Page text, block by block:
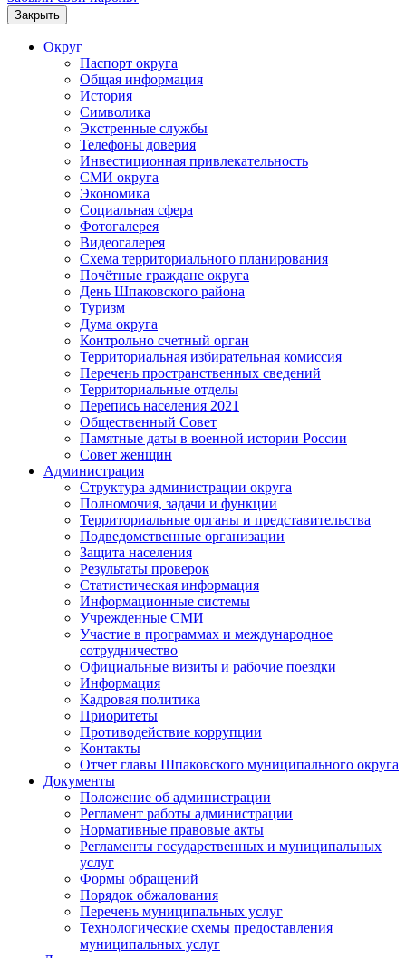
Закрыть
Округ
Паспорт округа
Общая информация
История
Символика
Экстренные службы
Телефоны доверия
Инвестиционная привлекательность
СМИ округа
Экономика
Социальная сфера
Фотогалерея
Видеогалерея
Схема территориального планирования
Почётные граждане округа
День Шпаковского района
Туризм
Дума округа
Контрольно счетный орган
Территориальная избирательная комиссия
Перечень пространственных сведений
Территориальные отделы
Перепись населения 2021
Общественный Совет
Памятные даты в военной истории России
Совет женщин
Администрация
Структура администрации округа
Полномочия, задачи и функции
Территориальные органы и представительства
Подведомственные организации
Защита населения
Результаты проверок
Статистическая информация
Информационные системы
Учрежденные СМИ
Участие в программах и международное
сотрудничество
Официальные визиты и рабочие поездки
Информация
Кадровая политика
Приоритеты
Противодействие коррупции
Контакты
Отчет главы Шпаковского муниципального округа
Документы
Положение об администрации
Регламент работы администрации
Нормативные правовые акты
Регламенты государственных и муниципальных
услуг
Формы обращений
Порядок обжалования
Перечень муниципальных услуг
Технологические схемы предоставления
муниципальных услуг